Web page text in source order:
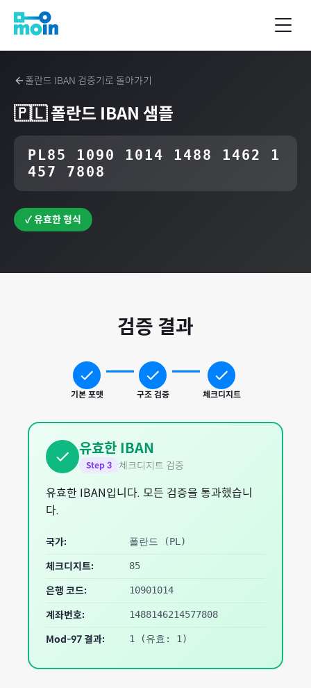
폴란드 IBAN 검증기로 돌아가기
🇵🇱 폴란드 IBAN 샘플
PL85 1090 1014 1488 1462 1
457 7808
✓ 유효한 형식
검증 결과
기본 포맷 구조 검증 체크디지트
유효한 IBAN
Step 3 체크디지트 검증
유효한 IBAN입니다. 모든 검증을 통과했습니
다.
국가: 폴란드 (PL )
체크디지트: 85
은행 코드: 10901014
계좌번호: 1488146214577808
Mod-97 결과: 1 (유효: 1)